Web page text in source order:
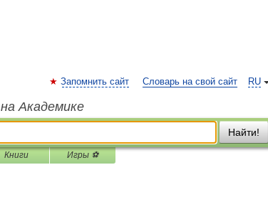
RU
Запомнить сайт Словарь на свой сайт
Академике
Найти!
Книги Игры ⚽